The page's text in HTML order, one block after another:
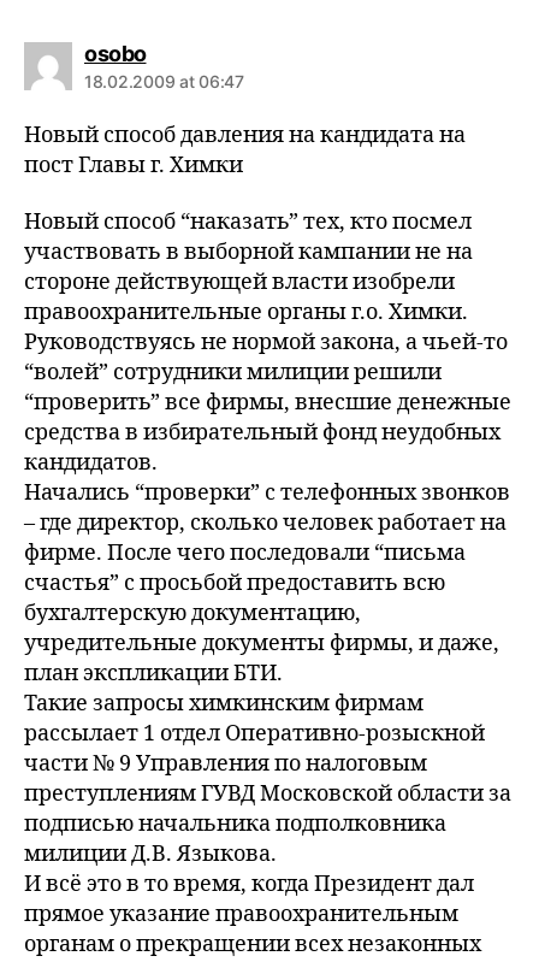
osobosays:
18.02.2009 at 06:47
Новый способ давления на кандидата на
пост Главы г. Химки
Новый способ “наказать” тех, кто посмел
участвовать в выборной кампании не на
стороне действующей власти изобрели
правоохранительные органы г.о. Химки.
Руководствуясь не нормой закона, а чьей-то
“волей” сотрудники милиции решили
“проверить” все фирмы, внесшие денежные
средства в избирательный фонд неудобных
кандидатов.
Начались “проверки” с телефонных звонков
– где директор, сколько человек работает на
фирме. После чего последовали “письма
счастья” с просьбой предоставить всю
бухгалтерскую документацию,
учредительные документы фирмы, и даже,
план экспликации БТИ.
Такие запросы химкинским фирмам
рассылает 1 отдел Оперативно-розыскной
части № 9 Управления по налоговым
преступлениям ГУВД Московской области за
подписью начальника подполковника
милиции Д.В. Языкова.
И всё это в то время, когда Президент дал
прямое указание правоохранительным
органам о прекращении всех незаконных